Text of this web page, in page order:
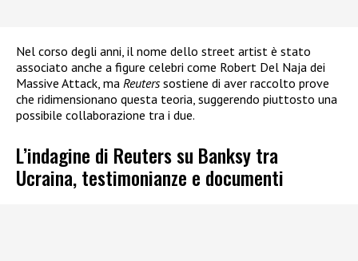
Nel corso degli anni, il nome dello street artist è stato
associato anche a figure celebri come Robert Del Naja dei
Massive Attack, ma Reuterssostiene di aver raccolto prove
che ridimensionano questa teoria, suggerendo piuttosto una
possibile collaborazione tra i due.
L’indagine di Reuters su Banksy tra
Ucraina, testimonianze e documenti